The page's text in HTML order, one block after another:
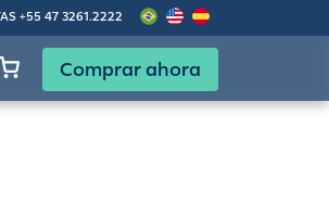
+55 47 3261.2222
Comprar ahora